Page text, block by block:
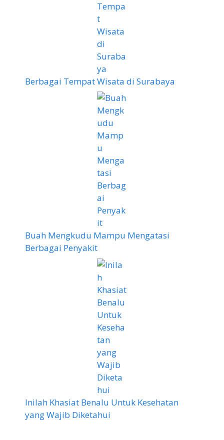
Berbagai Tempat Wisata di Surabaya
Buah Mengkudu Mampu Mengatasi
Berbagai Penyakit
Inilah Khasiat Benalu Untuk Kesehatan
yang Wajib Diketahui